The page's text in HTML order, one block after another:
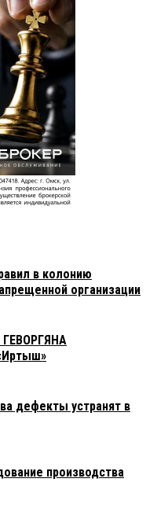
в колонию
организации
ГЕВОРГЯНА
дефекты устранят в
производства